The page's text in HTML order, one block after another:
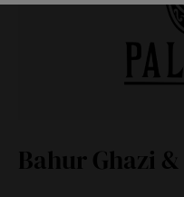
Bahur Ghazi